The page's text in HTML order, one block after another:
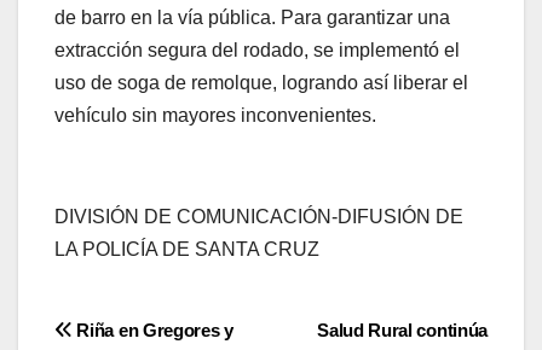
de barro en la vía pública. Para garantizar una
extracción segura del rodado, se implementó el
uso de soga de remolque, logrando así liberar el
vehículo sin mayores inconvenientes.
DIVISIÓN DE COMUNICACIÓN-DIFUSIÓN DE
LA POLICÍA DE SANTA CRUZ
Navegación
Salud Rural continúa
Riña en Gregores y